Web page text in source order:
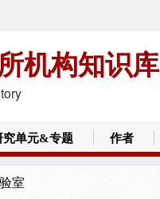
机构知识库
究单元&专题 作者
室